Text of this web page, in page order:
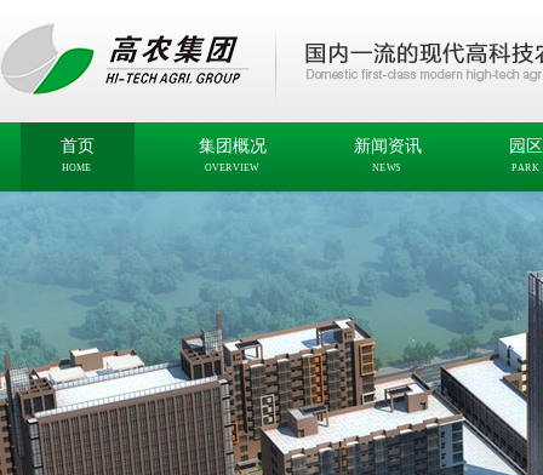
首页
HOME
集团概况
OVERVIEW
新闻资讯
NEWS
园
PARK